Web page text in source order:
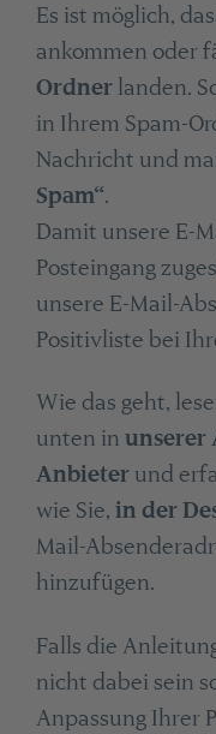
Es ist möglich,
ankommen oder
Ordnerlanden.
in Ihrem Spam-
Nachricht und
Spam“.
Damit unsere E-
Posteingang
unsere E-Mail-
Positivliste bei
Wie das geht,
unten in unserer
Anbieterund
wie Sie, in der
Mail-
hinzufügen.
Falls die
nicht dabei sein
Anpassung Ihrer